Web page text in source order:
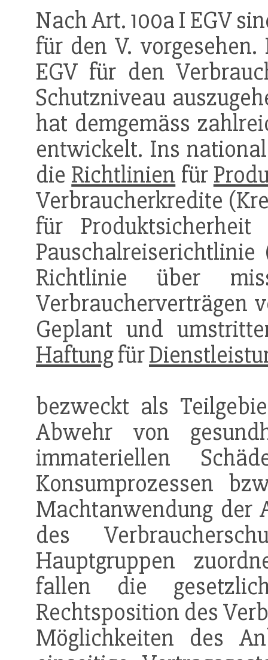
Nach Art. 100a I EGV
für den V.
EGV für den
Schutzniveau
hat demgemäss
entwickelt. Ins
die Richtlinien für
Verbraucherkredite
für
Richtlinie über
Verbraucherverträgen
Geplant und
Haftungfür
bezweckt als
Abwehr von
immateriellen
Konsumprozessen
Machtanwendung der
des
Hauptgruppen
fallen die
Rechtsposition des
Möglichkeiten des